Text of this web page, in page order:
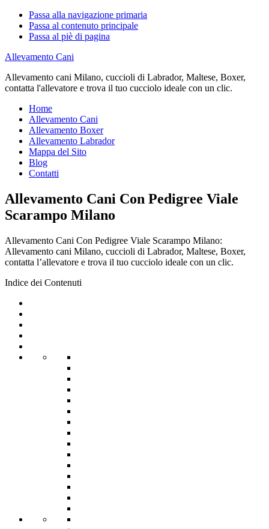
Passa alla navigazione primaria
Passa al contenuto principale
Passa al piè di pagina
Allevamento Cani
Allevamento cani Milano, cuccioli di Labrador, Maltese, Boxer,
contatta l'allevatore e trova il tuo cucciolo ideale con un clic.
Home
Allevamento Cani
Allevamento Boxer
Allevamento Labrador
Mappa del Sito
Blog
Contatti
Allevamento Cani Con Pedigree Viale
Scarampo Milano
Allevamento Cani Con Pedigree Viale Scarampo Milano:
Allevamento cani Milano, cuccioli di Labrador, Maltese, Boxer,
contatta l’allevatore e trova il tuo cucciolo ideale con un clic.
Indice dei Contenuti